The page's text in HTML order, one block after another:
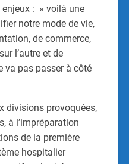
: » voilà une
notre mode de vie,
de commerce,
l’autre et de
va pas passer à côté
divisions provoquées,
à l’impréparation
de la première
hospitalier